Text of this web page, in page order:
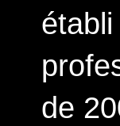
établi
de